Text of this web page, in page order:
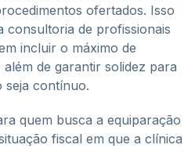
ofertados. Isso
consultoria de profissionais
incluir o máximo de
de garantir solidez para
seja contínuo.
quem busca a equiparação
fiscal em que a clínica